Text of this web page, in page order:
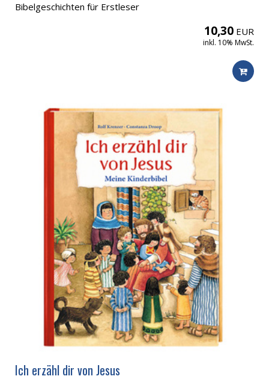
Bibelgeschichten für Erstleser
10,30 EUR
inkl. 10% MwSt.
Ich erzähl dir von Jesus